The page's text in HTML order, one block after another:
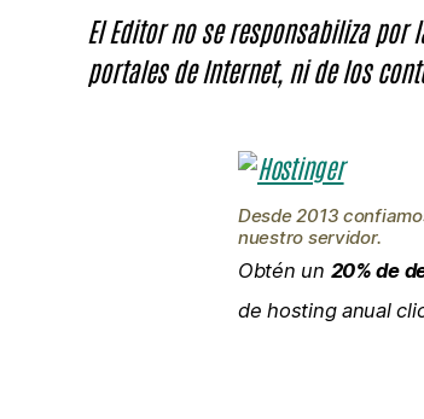
El Editor no se responsabiliza
portales de Internet, ni de los
Desde 2013
nuestro servidor.
Obtén un 20% de
de hosting anual